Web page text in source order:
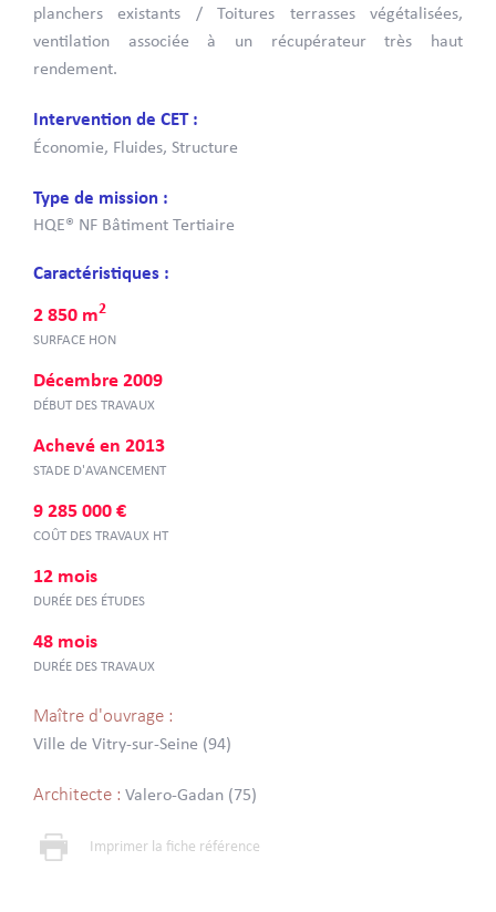
planchers existants / Toitures terrasses végétalisées,
ventilation associée à un récupérateur très haut
rendement.
Intervention de CET :
Économie, Fluides, Structure
Type de mission :
HQE® NF Bâtiment Tertiaire
Caractéristiques :
2 850 m2
SURFACE HON
Décembre 2009
DÉBUT DES TRAVAUX
Achevé en 2013
STADE D'AVANCEMENT
9 285 000 €
COÛT DES TRAVAUX HT
12 mois
DURÉE DES ÉTUDES
48 mois
DURÉE DES TRAVAUX
Maître d'ouvrage :
Ville de Vitry-sur-Seine (94)
Architecte : Valero-Gadan (75)
Imprimer la fiche référence